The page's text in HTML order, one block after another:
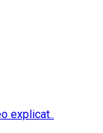
explicat..